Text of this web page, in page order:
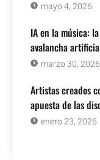
mayo 4, 2026
IA en la música:
avalancha
marzo 30, 2026
Artistas creados
apuesta de las
enero 23, 2026